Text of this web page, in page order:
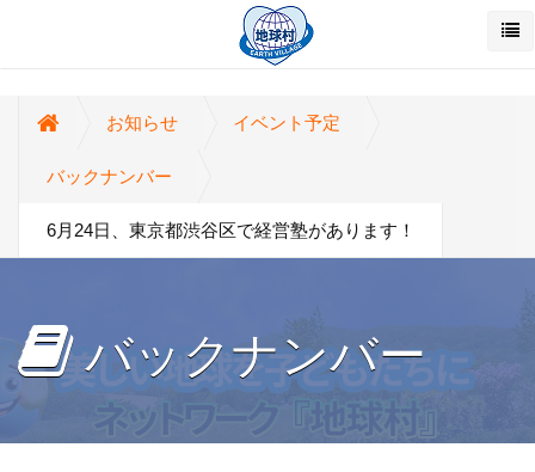
お知らせ イベント予定
バックナンバー
6月24日、東京都渋谷区で経営塾があります！
バックナンバー